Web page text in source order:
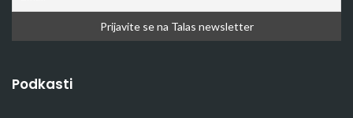
Podkasti